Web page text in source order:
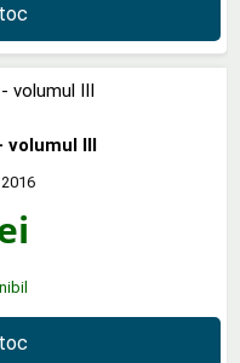
volumul III